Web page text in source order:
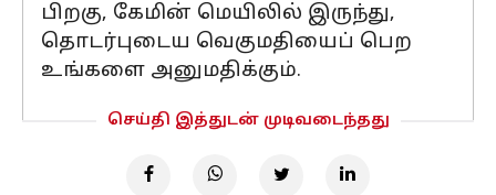
பிறகு, கேமின் மெயிலில் இருந்து,
தொடர்புடைய வெகுமதியைப் பெற
உங்களை அனுமதிக்கும்.
செய்தி இத்துடன் முடிவடைந்தது